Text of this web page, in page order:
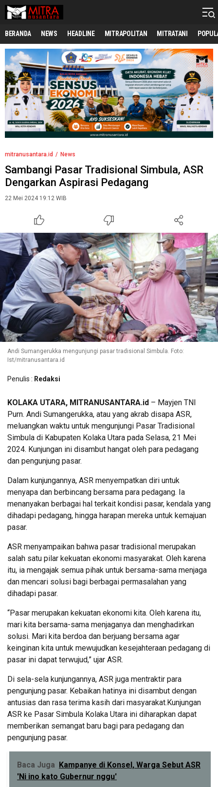
mitranusantara.id
Mitranya Masyarakat Indonesia
BERANDA NEWS HEADLINE MITRAPOLITAN MITRATANI
mitranusantara.id News
Sambangi Pasar Tradisional Simbula, ASR
Dengarkan Aspirasi Pedagang
22 Mei 2024 19:12 WIB
Andi Sumangerukka mengunjungi pasar tradisional Simbula. Foto:
Ist/mitranusantara.id
Penulis : Redaksi
KOLAKA UTARA, MITRANUSANTARA.id – Mayjen TNI
Purn. Andi Sumangerukka, atau yang akrab disapa ASR,
meluangkan waktu untuk mengunjungi Pasar Tradisional
Simbula di Kabupaten Kolaka Utara pada Selasa, 21 Mei
2024. Kunjungan ini disambut hangat oleh para pedagang
dan pengunjung pasar.
Dalam kunjungannya, ASR menyempatkan diri untuk
menyapa dan berbincang bersama para pedagang. Ia
menanyakan berbagai hal terkait kondisi pasar, kendala yang
dihadapi pedagang, hingga harapan mereka untuk kemajuan
pasar.
ASR menyampaikan bahwa pasar tradisional merupakan
salah satu pilar kekuatan ekonomi masyarakat. Oleh karena
itu, ia mengajak semua pihak untuk bersama-sama menjaga
dan mencari solusi bagi berbagai permasalahan yang
dihadapi pasar.
“Pasar merupakan kekuatan ekonomi kita. Oleh karena itu,
mari kita bersama-sama menjaganya dan menghadirkan
solusi. Mari kita berdoa dan berjuang bersama agar
keinginan kita untuk mewujudkan kesejahteraan pedagang di
pasar ini dapat terwujud,” ujar ASR.
Di sela-sela kunjungannya, ASR juga mentraktir para
pengunjung pasar. Kebaikan hatinya ini disambut dengan
antusias dan rasa terima kasih dari masyarakat.Kunjungan
ASR ke Pasar Simbula Kolaka Utara ini diharapkan dapat
memberikan semangat baru bagi para pedagang dan
pengunjung pasar.
Baca Juga
Kampanye di Konsel, Warga Sebut ASR
'Ni ino kato Gubernur nggu'